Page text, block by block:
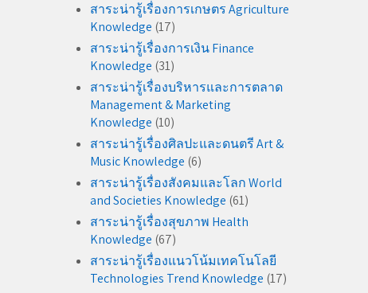
สาระน่ารู้เรื่องการเกษตร Agriculture
Knowledge (17)
สาระน่ารู้เรื่องการเงิน Finance
Knowledge (31)
สาระน่ารู้เรื่องบริหารและการตลาด
Management & Marketing
Knowledge (10)
สาระน่ารู้เรื่องศิลปะและดนตรี Art &
Music Knowledge (6)
สาระน่ารู้เรื่องสังคมและโลก World
and Societies Knowledge (61)
สาระน่ารู้เรื่องสุขภาพ Health
Knowledge (67)
สาระน่ารู้เรื่องแนวโน้มเทคโนโลยี
Technologies Trend Knowledge (17)